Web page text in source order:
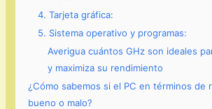
4. Tarjeta gráfica:
5. Sistema operativo y programas:
Averigua cuántos GHz son ideales
y maximiza su rendimiento
¿Cómo sabemos si el PC en términos de
bueno o malo?